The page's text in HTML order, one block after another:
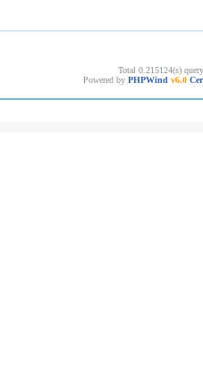
Total 0.215124(s)
Powered by PHPWind v6.0